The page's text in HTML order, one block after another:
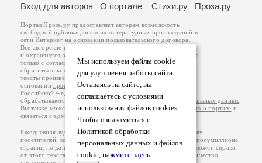
Мы используем файлы cookie
для улучшения работы сайта.
Оставаясь на сайте, вы
соглашаетесь с условиями
использования файлов cookies.
Чтобы ознакомиться с
Политикой обработки
персональных данных и файлов
cookie, нажмите здесь.
Вход для авторов
О портале Стихи.ру Проза.ру
Портал Проза.ру предоставляет авторам возможность
свободной публикации своих литературных произведений в
сети Интернет на основаниипользовательского договора
Все авторские права на произведения принадлежат авторам
и охраняются законом
. Перепечатка произведений возможна
только с согласия его автора, к которому вы можете
обратиться на его авторской странице. Ответственность за
тексты произведений авторы несут самостоятельно на
основанииправил публикацииизаконодательства
Российской Федерации
обрабатываются на основанииПолитики обработки персональных данных
Вы также можете посмотреть более подробнуюинформацию о портале и
связаться с администрацией
Ежедневная аудитория портала Проза.ру – порядка 100 тысяч
посетителей, которые в общей сумме просматривают более полумиллиона
страниц по данным счетчика посещаемости, который расположен справа
от этого текста. В каждой графе указано по две цифры: количество